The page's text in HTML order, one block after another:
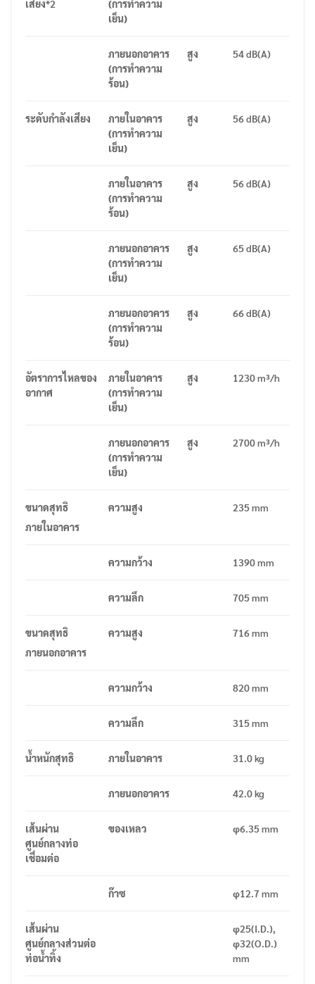
เสียง*2 (การทำความ
เย็น)
ภายนอกอาคาร
(การทำความ
ร้อน)
สูง 54 dB(A)
ระดับกำลังเสียง
ภายในอาคาร
(การทำความ
เย็น)
สูง 56 dB(A)
ภายในอาคาร
(การทำความ
ร้อน)
สูง 56 dB(A)
ภายนอกอาคาร
(การทำความ
เย็น)
สูง 65 dB(A)
ภายนอกอาคาร
(การทำความ
ร้อน)
สูง 66 dB(A)
อัตราการไหลของ
อากาศ
ภายในอาคาร
(การทำความ
เย็น)
สูง 1230 m³/h
ภายนอกอาคาร
(การทำความ
เย็น)
สูง 2700 m³/h
ขนาดสุทธิ
ภายในอาคาร
ความสูง 235 mm
ความกว้าง 1390 mm
ความลึก 705 mm
ขนาดสุทธิ
ภายนอกอาคาร
ความสูง 716 mm
ความกว้าง 820 mm
ความลึก 315 mm
น้ำหนักสุทธิ ภายในอาคาร 31.0 kg
ภายนอกอาคาร 42.0 kg
เส้นผ่าน
ศูนย์กลางท่อ
เชื่อมต่อ
ของเหลว φ6.35 mm
ก๊าซ φ12.7 mm
เส้นผ่าน
ศูนย์กลางส่วนต่อ
ท่อน้ำทิ้ง
φ25(I.D.),
φ32(O.D.)
mm